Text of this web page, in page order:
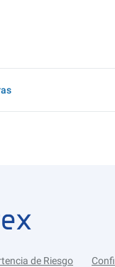
de Riesgo